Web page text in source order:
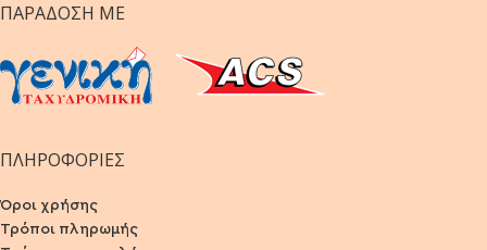
ΠΑΡΆΔΟΣΗ ΜΕ
ΠΛΗΡΟΦΟΡΙΕΣ
Όροι χρήσης
Τρόποι πληρωμής